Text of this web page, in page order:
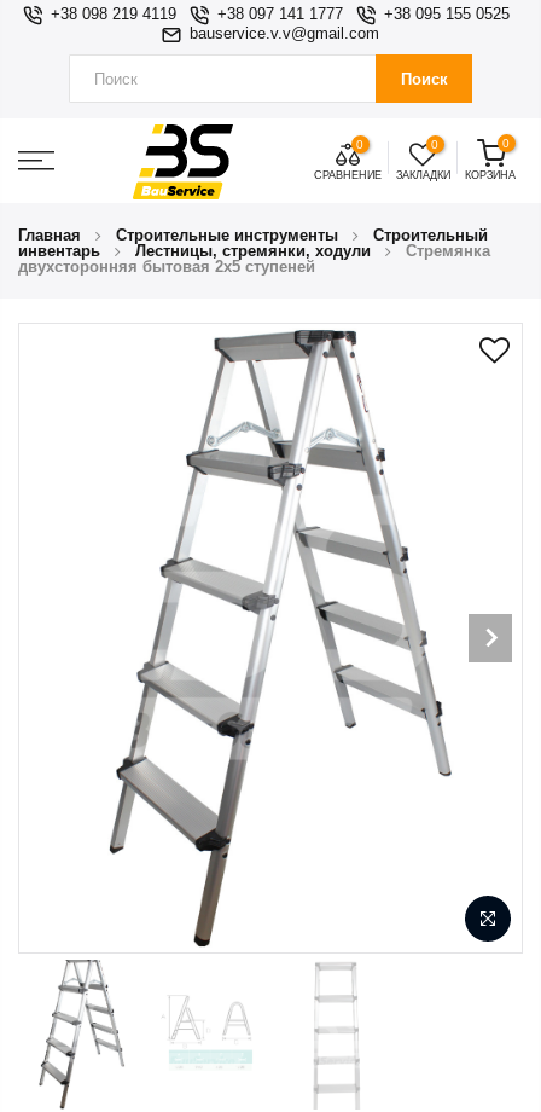
+38 098 219 4119 +38 097 141 1777
+38 095 155 0525
bauservice.v.v@gmail.com
Поиск
0
СРАВНЕНИЕ
0
ЗАКЛАДКИ
0
КОРЗИНА
Главная Строительные инструменты
Строительный
инвентарь
Лестницы, стремянки, ходули
Стремянка
двухсторонняя бытовая 2х5 ступеней